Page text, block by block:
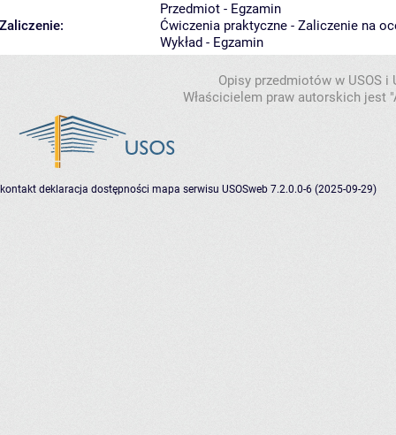
Zaliczenie:
Przedmiot - Egzamin
Ćwiczenia praktyczne - Zaliczenie na
Wykład - Egzamin
Opisy przedmiotów w USOS
Właścicielem praw autorskich jest
kontakt deklaracja dostępności mapa serwisu USOSweb 7.2.0.0-6 (2025-09-29)